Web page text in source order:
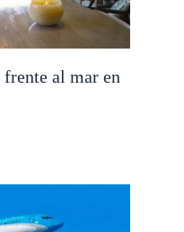
frente al mar en